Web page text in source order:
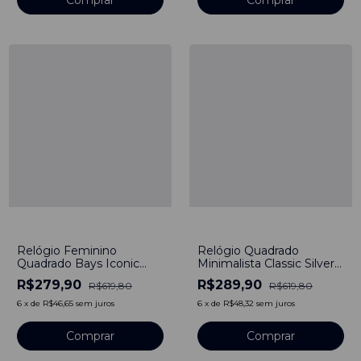
Relógio Feminino
Quadrado Bays Iconic
Pulseira Aço Preto 40mm
Minimalista Aço
Inoxidável banhado a
R$279,90 R$619,80
6 x de R$46,65 sem juros
Comprar
Relógio Quadrado
Minimalista Classic Silver
Pulseira de Nylon Nato
Otan Azul 40mm Aço
Inoxidável banhado a
R$289,90 R$619,80
6 x de R$48,32 sem juros
Comprar